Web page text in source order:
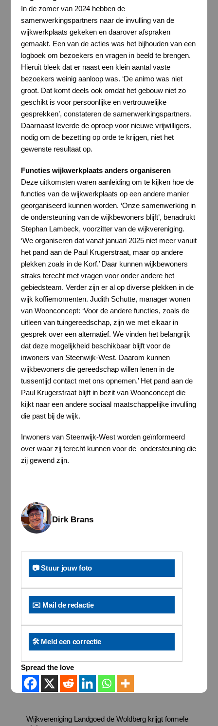
In de zomer van 2024 hebben de
samenwerkingspartners naar de invulling van de
wijkwerkplaats gekeken en daarover afspraken
gemaakt. Een van de acties was het bijhouden van een
logboek om bezoekers en vragen in beeld te brengen.
Hieruit bleek dat er naast een klein aantal vaste
bezoekers weinig aanloop was. ‘De animo was niet
groot. Dat komt deels ook omdat het gebouw niet zo
geschikt is voor persoonlijke en vertrouwelijke
gesprekken’, constateren de samenwerkingspartners.
Daarnaast leverde de oproep voor nieuwe vrijwilligers,
nodig om de bezetting op orde te krijgen, niet het
gewenste resultaat op.
Functies wijkwerkplaats anders organiseren
Deze uitkomsten waren aanleiding om te kijken hoe de
functies van de wijkwerkplaats op een andere manier
georganiseerd kunnen worden. ‘Onze samenwerking in
de ondersteuning van de wijkbewoners blijft’, benadrukt
Stephan Lambeck, voorzitter van de wijkvereniging.
‘We organiseren dat vanaf januari 2025 niet meer vanuit
het pand aan de Paul Krugerstraat, maar op andere
plekken zoals in de Korf.’ Daar kunnen wijkbewoners
straks terecht met vragen voor onder andere het
gebiedsteam. Verder zijn er al op diverse plekken in de
wijk koffiemomenten. Judith Schutte, manager wonen
van Woonconcept: ‘Voor de andere functies, zoals de
uitleen van tuingereedschap, zijn we met elkaar in
gesprek over een alternatief. We vinden het belangrijk
dat deze mogelijkheid beschikbaar blijft voor de
inwoners van Steenwijk-West. Daarom kunnen
wijkbewoners die gereedschap willen lenen in de
tussentijd contact met ons opnemen.’ Het pand aan de
Paul Krugerstraat blijft in bezit van Woonconcept die
kijkt naar een andere sociaal maatschappelijke invulling
die past bij de wijk.
Inwoners van Steenwijk-West worden geïnformeerd
over waar zij terecht kunnen voor de ondersteuning die
zij gewend zijn.
Dirk Brans
📷 Stuur jouw foto
✉️ Mail de redactie
🛠️ Meld een correctie
Spread the love
Wijkvereniging Landgoed de Woldberg krijgt formele